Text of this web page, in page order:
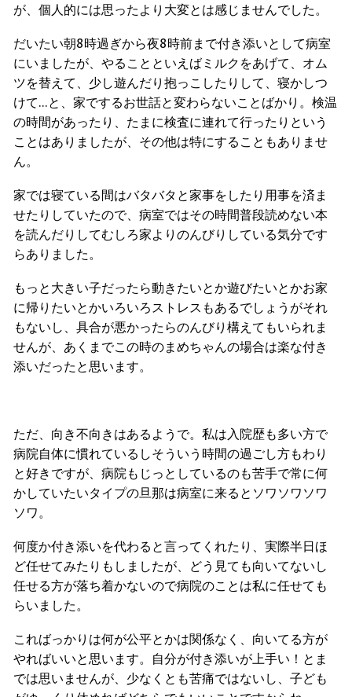
が、個人的には思ったより大変とは感じませんでした。
だいたい朝8時過ぎから夜8時前まで付き添いとして病室
にいましたが、やることといえばミルクをあげて、オム
ツを替えて、少し遊んだり抱っこしたりして、寝かしつ
けて…と、家でするお世話と変わらないことばかり。検温
の時間があったり、たまに検査に連れて行ったりという
ことはありましたが、その他は特にすることもありませ
ん。
家では寝ている間はバタバタと家事をしたり用事を済ま
せたりしていたので、病室ではその時間普段読めない本
を読んだりしてむしろ家よりのんびりしている気分です
らありました。
もっと大きい子だったら動きたいとか遊びたいとかお家
に帰りたいとかいろいろストレスもあるでしょうがそれ
もないし、具合が悪かったらのんびり構えてもいられま
せんが、あくまでこの時のまめちゃんの場合は楽な付き
添いだったと思います。
ただ、向き不向きはあるようで。私は入院歴も多い方で
病院自体に慣れているしそういう時間の過ごし方もわり
と好きですが、病院もじっとしているのも苦手で常に何
かしていたいタイプの旦那は病室に来るとソワソワソワ
ソワ。
何度か付き添いを代わると言ってくれたり、実際半日ほ
ど任せてみたりもしましたが、どう見ても向いてないし
任せる方が落ち着かないので病院のことは私に任せても
らいました。
こればっかりは何が公平とかは関係なく、向いてる方が
やればいいと思います。自分が付き添いが上手い！とま
では思いませんが、少なくとも苦痛ではないし、子ども